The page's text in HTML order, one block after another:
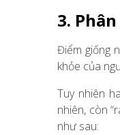
3.
Điểm giống
khỏe của
Tuy nhiên
nhiên, còn
như sau: